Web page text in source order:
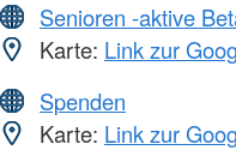
Senioren -aktive
Karte: Link zur
Spenden
Karte: Link zur